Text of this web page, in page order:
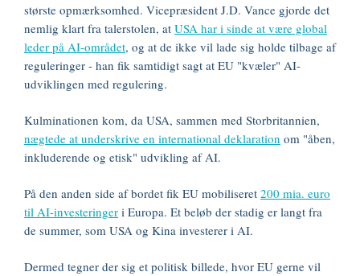
største opmærksomhed. Vicepræsident J.D. Vance gjorde det
nemlig klart fra talerstolen, at USA har i sinde at være global
leder på AI-området, og at de ikke vil lade sig holde tilbage af
reguleringer - han fik samtidigt sagt at EU "kvæler" AI-
udviklingen med regulering.
Kulminationen kom, da USA, sammen med Storbritannien,
nægtede at underskrive en international deklaration om "åben,
inkluderende og etisk" udvikling af AI.
På den anden side af bordet fik EU mobiliseret 200 mia. euro
til AI-investeringer i Europa. Et beløb der stadig er langt fra
de summer, som USA og Kina investerer i AI.
Dermed tegner der sig et politisk billede, hvor EU gerne vil